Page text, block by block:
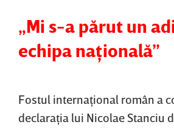
„Mi s-a părut un
echipa naţională”
Fostul internaţional român a
declaraţia lui Nicolae Stanciu